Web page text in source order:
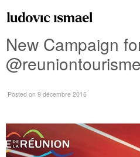
New Campaign
Posted on 9 décembre 2016